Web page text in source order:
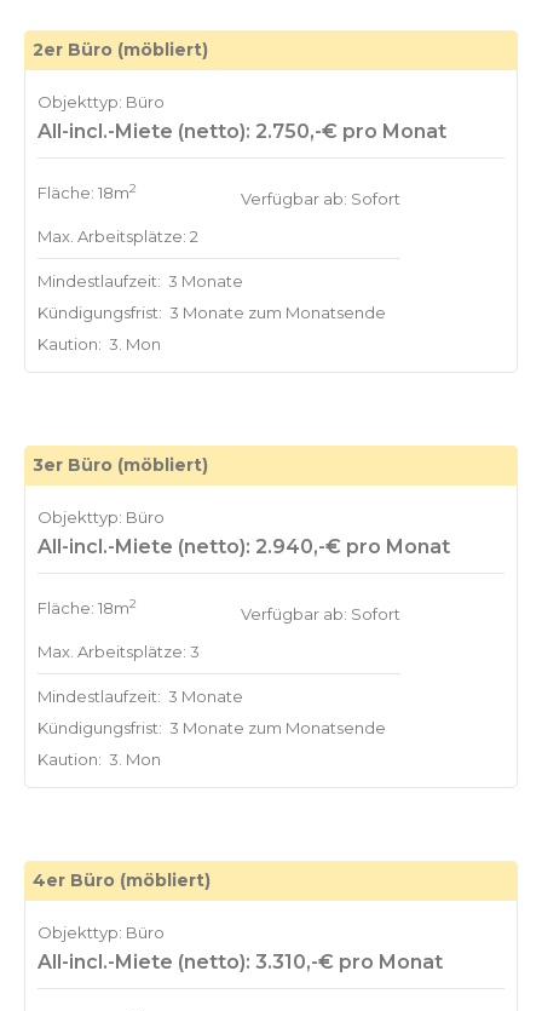
2er Büro (möbliert)
Objekttyp: Büro
All-incl.-Miete (netto): 2.750,-€ pro Monat
Fläche: 18m2
Max. Arbeitsplätze: 2
Verfügbar ab: Sofort
Mindestlaufzeit: 3 Monate
Kündigungsfrist: 3 Monate zum Monatsende
Kaution: 3. Mon
3er Büro (möbliert)
Objekttyp: Büro
All-incl.-Miete (netto): 2.940,-€ pro Monat
Fläche: 18m2
Max. Arbeitsplätze: 3
Verfügbar ab: Sofort
Mindestlaufzeit: 3 Monate
Kündigungsfrist: 3 Monate zum Monatsende
Kaution: 3. Mon
4er Büro (möbliert)
Objekttyp: Büro
All-incl.-Miete (netto): 3.310,-€ pro Monat